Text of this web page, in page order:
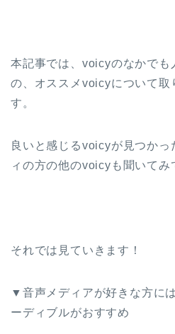
本記事では、voicyのなかでも
の、オススメvoicyについて取
す。
良いと感じるvoicyが見つかっ
ィの方の他のvoicyも聞いてみ
それでは見ていきます！
▼音声メディアが好きな方に
ーディブルがおすすめ